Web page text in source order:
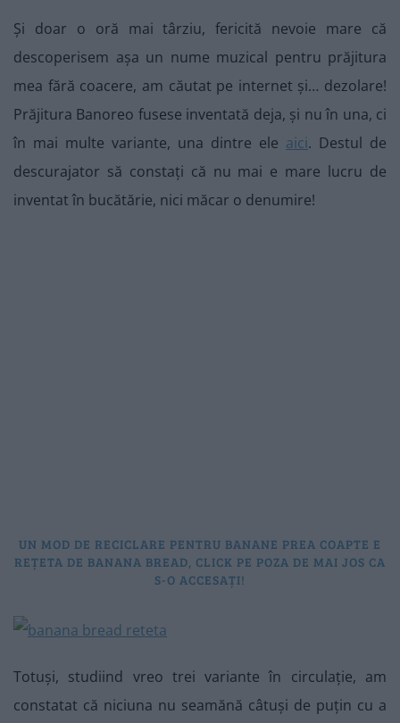
Și doar o oră mai târziu, fericită nevoie mare că
descoperisem așa un nume muzical pentru prăjitura
mea fără coacere, am căutat pe internet și… dezolare!
Prăjitura Banoreo fusese inventată deja, și nu în una, ci
în mai multe variante, una dintre ele aici. Destul de
descurajator să constați că nu mai e mare lucru de
inventat în bucătărie, nici măcar o denumire!
UN MOD DE RECICLARE PENTRU BANANE PREA COAPTE E
REȚETA DE BANANA BREAD, CLICK PE POZA DE MAI JOS CA
S-O ACCESAȚI!
Totuși, studiind vreo trei variante în circulație, am
constatat că niciuna nu seamănă câtuși de puțin cu a